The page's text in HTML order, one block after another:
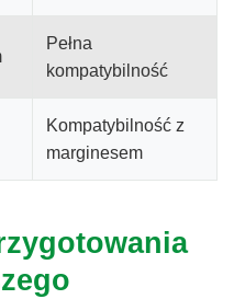
Pełna
kompatybilność
Kompatybilność z
marginesem